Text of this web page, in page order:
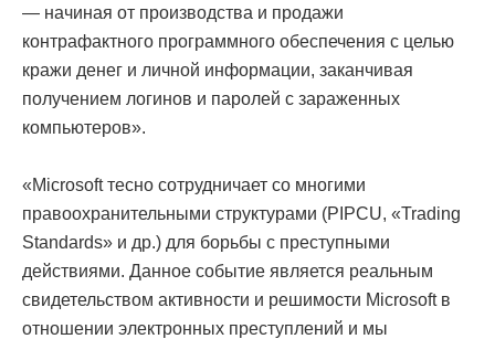
— начиная от производства и продажи
контрафактного программного обеспечения c целью
кражи денег и личной информации, заканчивая
получением логинов и паролей с зараженных
компьютеров».
«Microsoft тесно сотрудничает со многими
правоохранительными структурами (PIPCU, «Trading
Standards» и др.) для борьбы с преступными
действиями. Данное событие является реальным
свидетельством активности и решимости Microsoft в
отношении электронных преступлений и мы